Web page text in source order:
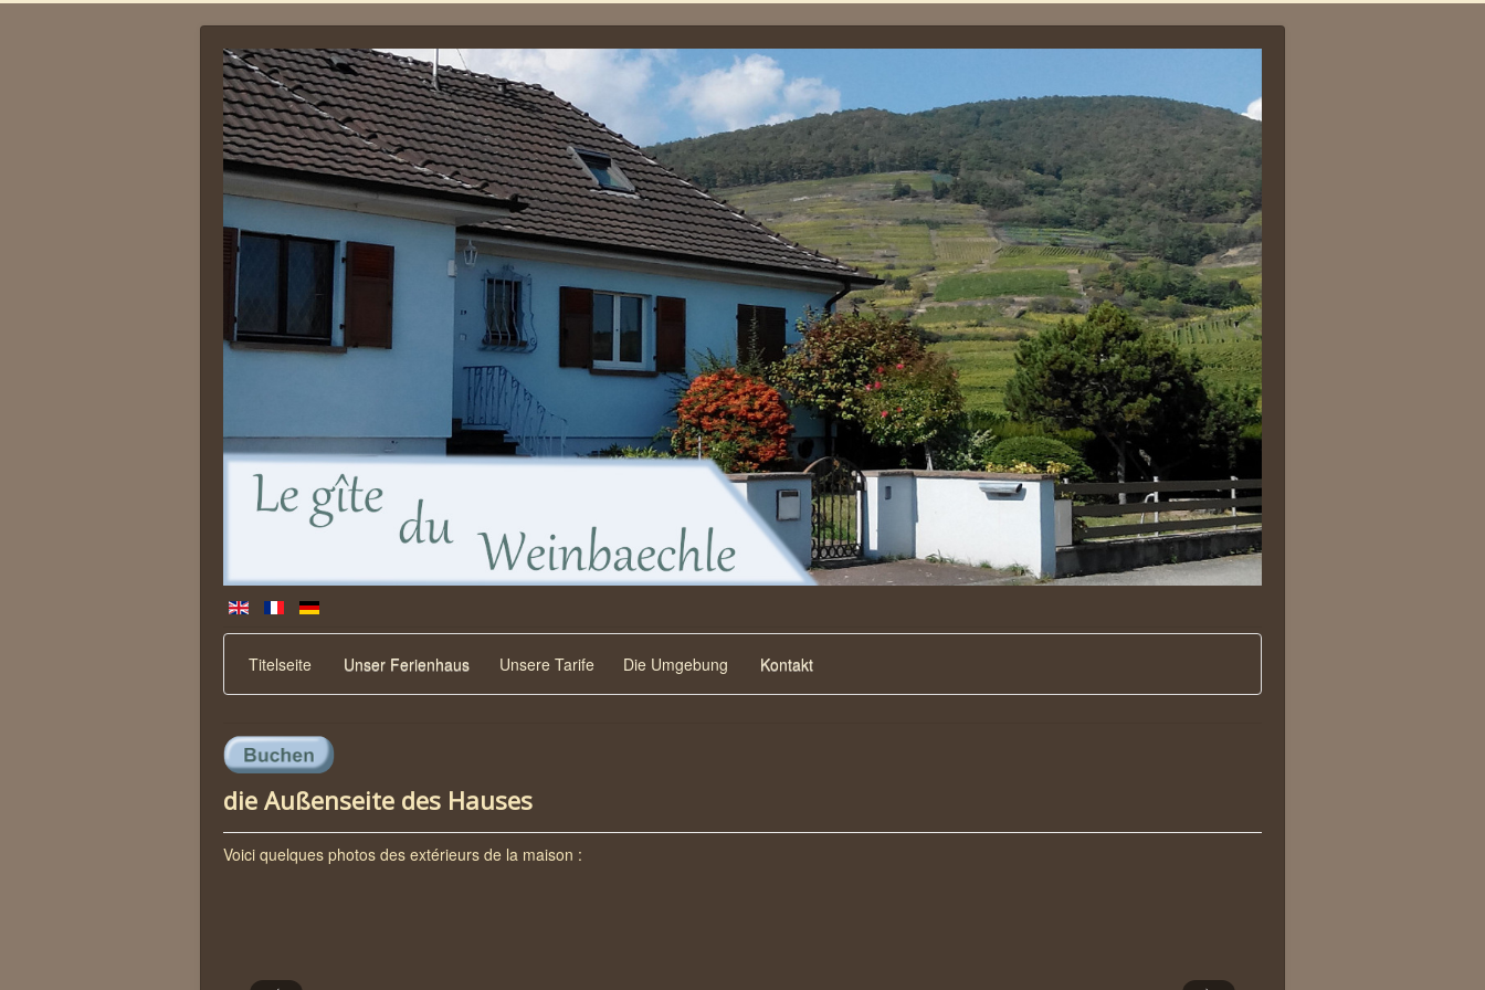
Titelseite Unser Ferienhaus Unsere Tarife Die Umgebung Kontakt
die Außenseite des Hauses
Voici quelques photos des extérieurs de la maison :